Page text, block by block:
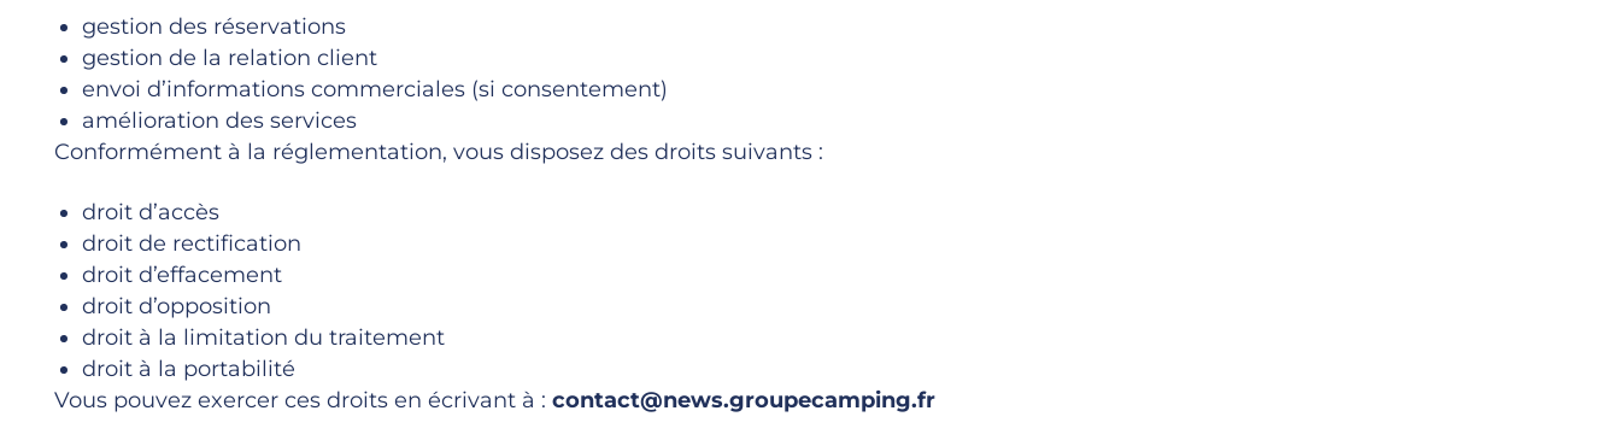
gestion des réservations
gestion de la relation client
envoi d’informations commerciales (si consentement)
amélioration des services
Conformément à la réglementation, vous disposez des droits suivants :
droit d’accès
droit de rectification
droit d’effacement
droit d’opposition
droit à la limitation du traitement
droit à la portabilité
Vous pouvez exercer ces droits en écrivant à : contact@news.groupecamping.fr